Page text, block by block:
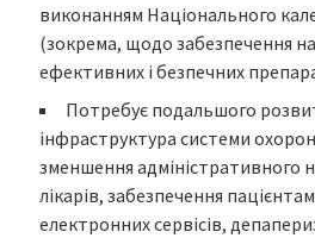
виконанням Національного
(зокрема, щодо забезпечення
ефективних і безпечних
Потребує подальшого
інфраструктура системи
зменшення адміністративного
лікарів, забезпечення
електронних сервісів,